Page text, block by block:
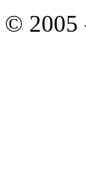
© 2005